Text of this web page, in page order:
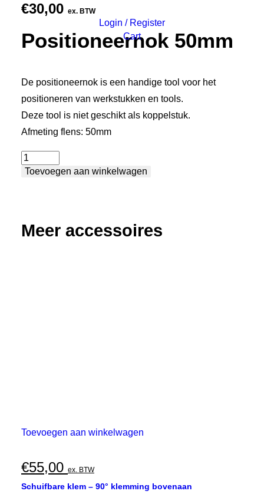
Login / Register
Cart
€30,00 ex. BTW
Positioneernok 50mm
De positioneernok is een handige tool voor het
positioneren van werkstukken en tools.
Deze tool is niet geschikt als koppelstuk.
Afmeting flens: 50mm
Positioneernok
50mm
Toevoegen aan winkelwagen
Meer accessoires
Toevoegen aan winkelwagen
€55,00 ex. BTW
Schuifbare klem – 90° klemming bovenaan